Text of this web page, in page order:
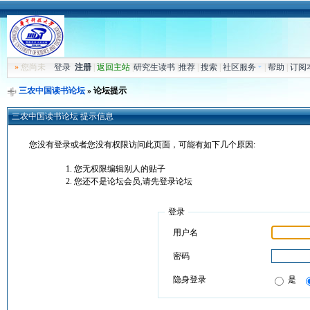
»您尚未 登录 注册| 返回主站| 研究生读书| 推荐| 搜索| 社区服务 帮助 订阅
三农中国读书论坛» 论坛提示
三农中国读书论坛 提示信息
您没有登录或者您没有权限访问此页面，可能有如下几个原因:
您无权限编辑别人的贴子
您还不是论坛会员,请先登录论坛
登录
用户名
密码
隐身登录 是